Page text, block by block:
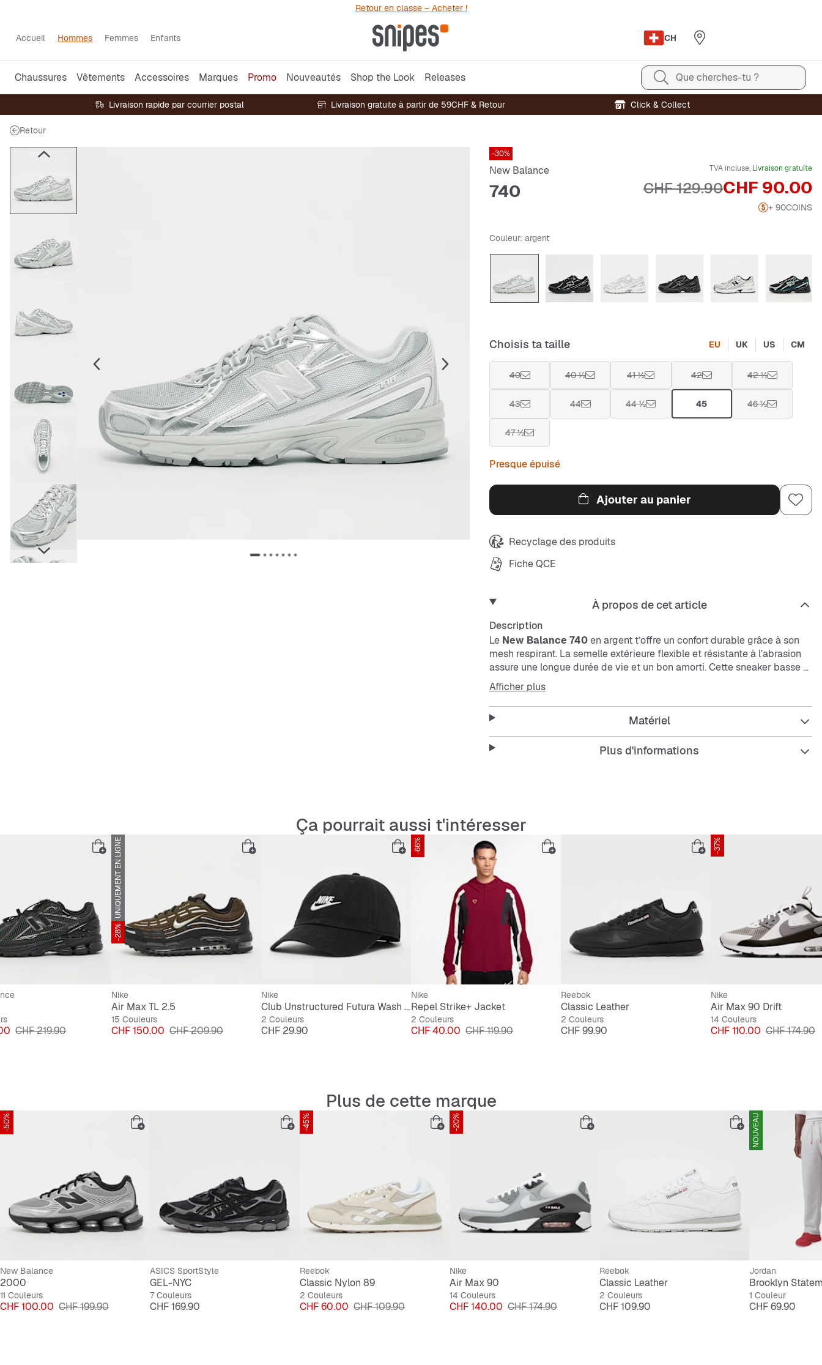
Retour en classe – Acheter !
Accueil Hommes Femmes Enfants CH
Chaussures Vêtements Accessoires Marques Promo Nouveautés Shop the Look Releases Que cherches-tu ?
Livraison rapide par courrier postal Livraison gratuite à partir de 59CHF & Retour Click & Collect
Retour
-30%
New Balance
740
TVA incluse, Livraison gratuite
Prix
CHF 90.00
Prix original
CHF 129.90
+ 90COINS
Couleur: argent
Choisis ta taille EU UK US CM
40 40 ½ 41 ½ 42 42 ½
43 44 44 ½ 45 46 ½
47 ½
Presque épuisé
Ajouter au panier
Recyclage des produits
Fiche QCE
À propos de cet article
Description
Le New Balance 740en argent t’offre un confort durable grâce à son
mesh respirant. La semelle extérieure flexible et résistante à l’abrasion
assure une longue durée de vie et un bon amorti. Cette sneaker basse à
lacets s’adapte parfaitement à ton style décontracté.
Afficher plus
Matériel
Plus d'informations
Ça pourrait aussi t'intéresser
Prix original
CHF 219.90
UNIQUEMENT EN LIGNE
-28%
Nike
Air Max TL 2.5
15 Couleurs
Prix
CHF 150.00 Prix original
CHF 209.90
Nike
Club Unstructured Futura Wash Cap
2 Couleurs
Prix
CHF 29.90
-66%
Nike
Repel Strike+ Jacket
2 Couleurs
Prix
CHF 40.00 Prix original
CHF 119.90
Reebok
Classic Leather
2 Couleurs
Prix
CHF 99.90
-37%
Nike
Air Max 90 Drift
14 Couleurs
Prix
CHF 110.00 Prix original
CHF 174.90
Plus de cette marque
-50%
New Balance
2000
11 Couleurs
Prix
CHF 100.00 Prix original
CHF 199.90
ASICS SportStyle
GEL-NYC
7 Couleurs
Prix
CHF 169.90
-45%
Reebok
Classic Nylon 89
2 Couleurs
Prix
CHF 60.00 Prix original
CHF 109.90
-20%
Nike
Air Max 90
14 Couleurs
Prix
CHF 140.00 Prix original
CHF 174.90
Reebok
Classic Leather
2 Couleurs
Prix
CHF 109.90
NOUVEAU
Jordan
1 Couleur
Prix
CHF 69.90